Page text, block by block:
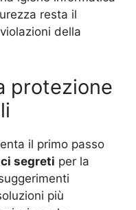
resta il
della
protezione
il primo passo
segreti per la
più